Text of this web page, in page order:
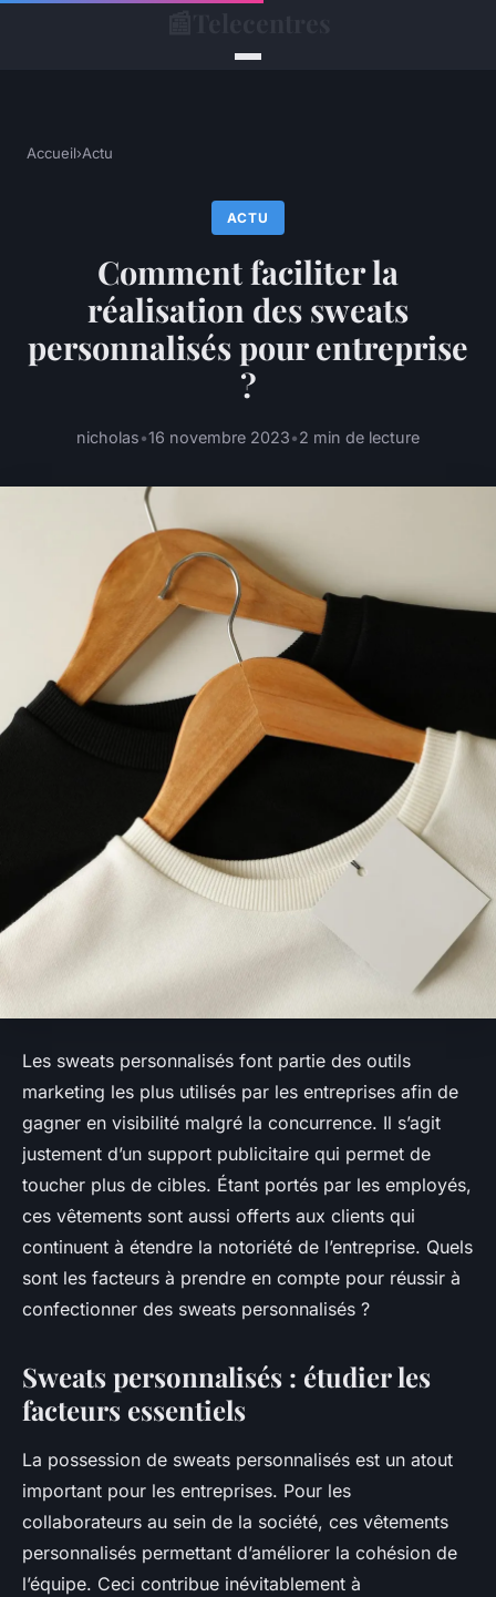
Accueil›Actu
ACTU
Comment faciliter la
réalisation des sweats
personnalisés pour entreprise
?
nicholas•16 novembre 2023•2 min de lecture
Les sweats personnalisés font partie des outils
marketing les plus utilisés par les entreprises afin de
gagner en visibilité malgré la concurrence. Il s’agit
justement d’un support publicitaire qui permet de
toucher plus de cibles. Étant portés par les employés,
ces vêtements sont aussi offerts aux clients qui
continuent à étendre la notoriété de l’entreprise. Quels
sont les facteurs à prendre en compte pour réussir à
confectionner des sweats personnalisés ?
Sweats personnalisés : étudier les
facteurs essentiels
La possession de sweats personnalisés est un atout
important pour les entreprises. Pour les
collaborateurs au sein de la société, ces vêtements
personnalisés permettant d’améliorer la cohésion de
l’équipe. Ceci contribue inévitablement à